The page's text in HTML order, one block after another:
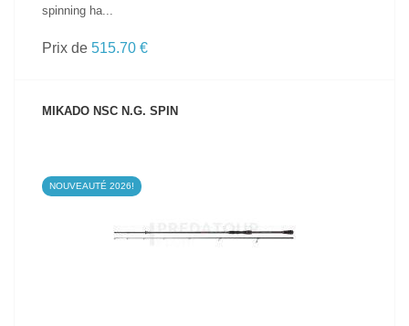
spinning ha...
Prix de 515.70 €
MIKADO NSC N.G. SPIN
NOUVEAUTÉ 2026!